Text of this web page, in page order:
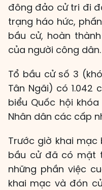
đông đảo cử tri đi
trạng háo hức,
bầu cử, hoàn
của người công dân.
Tổ bầu cử số 3
Tân Ngãi) có
biểu Quốc hội
Nhân dân các cấp
Trước giờ khai
bầu cử đã có mặt
những phần việc
khai mạc và đón